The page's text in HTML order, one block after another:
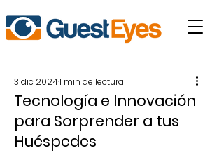
Tecnología e Innovación
para Sorprender a tus
Huéspedes
3 dic 20241 min de lectura